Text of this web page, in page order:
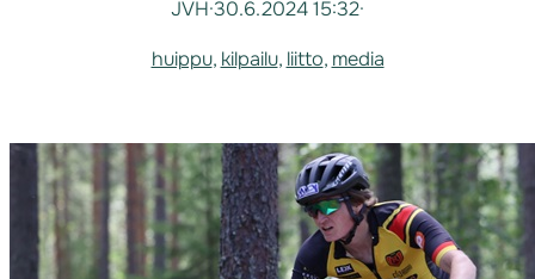
JVH·30.6.2024 15:32·
huippu, kilpailu, liitto, media